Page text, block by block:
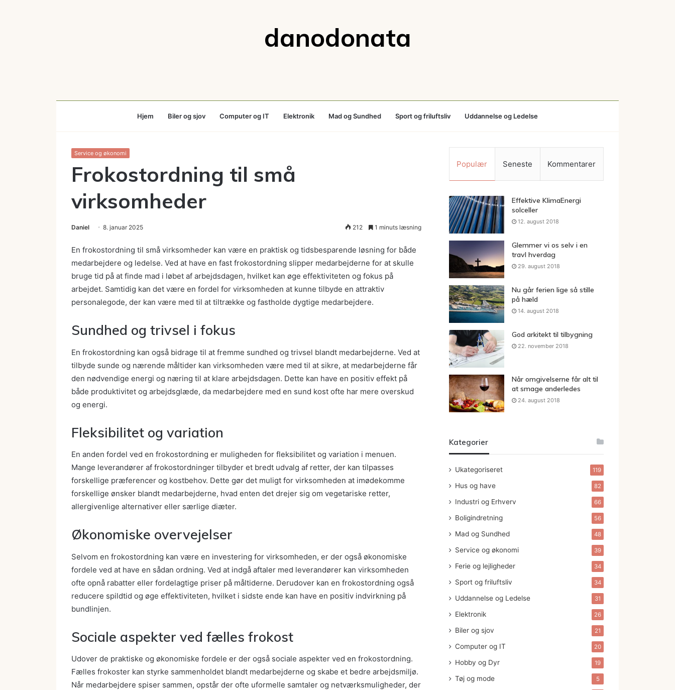
danodonata
Hjem Biler og sjov Computer og IT Elektronik Mad og Sundhed Sport og friluftsliv Uddannelse og Ledelse
Service og økonomi
Frokostordning til små
virksomheder
Daniel 8. januar 2025 212 1 minuts læsning
En frokostordning til små virksomheder kan være en praktisk og tidsbesparende løsning for både
medarbejdere og ledelse. Ved at have en fast frokostordning slipper medarbejderne for at skulle
bruge tid på at finde mad i løbet af arbejdsdagen, hvilket kan øge effektiviteten og fokus på
arbejdet. Samtidig kan det være en fordel for virksomheden at kunne tilbyde en attraktiv
personalegode, der kan være med til at tiltrække og fastholde dygtige medarbejdere.
Sundhed og trivsel i fokus
En frokostordning kan også bidrage til at fremme sundhed og trivsel blandt medarbejderne. Ved at
tilbyde sunde og nærende måltider kan virksomheden være med til at sikre, at medarbejderne får
den nødvendige energi og næring til at klare arbejdsdagen. Dette kan have en positiv effekt på
både produktivitet og arbejdsglæde, da medarbejdere med en sund kost ofte har mere overskud
og energi.
Fleksibilitet og variation
En anden fordel ved en frokostordning er muligheden for fleksibilitet og variation i menuen.
Mange leverandører af frokostordninger tilbyder et bredt udvalg af retter, der kan tilpasses
forskellige præferencer og kostbehov. Dette gør det muligt for virksomheden at imødekomme
forskellige ønsker blandt medarbejderne, hvad enten det drejer sig om vegetariske retter,
allergivenlige alternativer eller særlige diæter.
Økonomiske overvejelser
Selvom en frokostordning kan være en investering for virksomheden, er der også økonomiske
fordele ved at have en sådan ordning. Ved at indgå aftaler med leverandører kan virksomheden
ofte opnå rabatter eller fordelagtige priser på måltiderne. Derudover kan en frokostordning også
reducere spildtid og øge effektiviteten, hvilket i sidste ende kan have en positiv indvirkning på
bundlinjen.
Sociale aspekter ved fælles frokost
Udover de praktiske og økonomiske fordele er der også sociale aspekter ved en frokostordning.
Fælles frokoster kan styrke sammenholdet blandt medarbejderne og skabe et bedre arbejdsmiljø.
Når medarbejdere spiser sammen, opstår der ofte uformelle samtaler og netværksmuligheder, der
Populær Seneste Kommentarer
Effektive KlimaEnergi
solceller
12. august 2018
Glemmer vi os selv i en
travl hverdag
29. august 2018
Nu går ferien lige så stille
på hæld
14. august 2018
God arkitekt til tilbygning
22. november 2018
Når omgivelserne får alt til
at smage anderledes
24. august 2018
Kategorier
Ukategoriseret 119
Hus og have 82
Industri og Erhverv 66
Boligindretning 56
Mad og Sundhed 48
Service og økonomi 39
Ferie og lejligheder 34
Sport og friluftsliv 34
Uddannelse og Ledelse 31
Elektronik 26
Biler og sjov 21
Computer og IT 20
Hobby og Dyr 19
Tøj og mode 5